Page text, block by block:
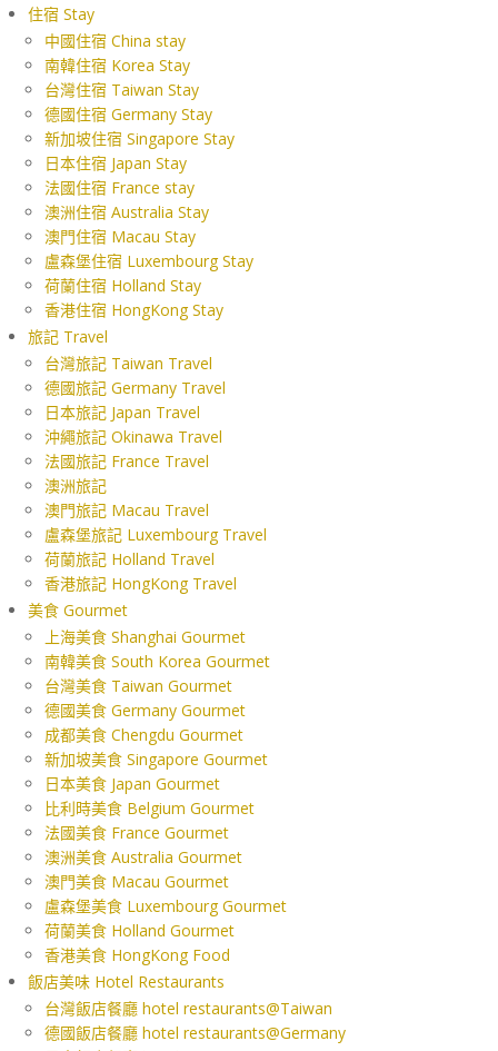
住宿 Stay
中國住宿 China stay
南韓住宿 Korea Stay
台灣住宿 Taiwan Stay
德國住宿 Germany Stay
新加坡住宿 Singapore Stay
日本住宿 Japan Stay
法國住宿 France stay
澳洲住宿 Australia Stay
澳門住宿 Macau Stay
盧森堡住宿 Luxembourg Stay
荷蘭住宿 Holland Stay
香港住宿 HongKong Stay
旅記 Travel
台灣旅記 Taiwan Travel
德國旅記 Germany Travel
日本旅記 Japan Travel
沖繩旅記 Okinawa Travel
法國旅記 France Travel
澳洲旅記
澳門旅記 Macau Travel
盧森堡旅記 Luxembourg Travel
荷蘭旅記 Holland Travel
香港旅記 HongKong Travel
美食 Gourmet
上海美食 Shanghai Gourmet
南韓美食 South Korea Gourmet
台灣美食 Taiwan Gourmet
德國美食 Germany Gourmet
成都美食 Chengdu Gourmet
新加坡美食 Singapore Gourmet
日本美食 Japan Gourmet
比利時美食 Belgium Gourmet
法國美食 France Gourmet
澳洲美食 Australia Gourmet
澳門美食 Macau Gourmet
盧森堡美食 Luxembourg Gourmet
荷蘭美食 Holland Gourmet
香港美食 HongKong Food
飯店美味 Hotel Restaurants
台灣飯店餐廳 hotel restaurants@Taiwan
德國飯店餐廳 hotel restaurants@Germany